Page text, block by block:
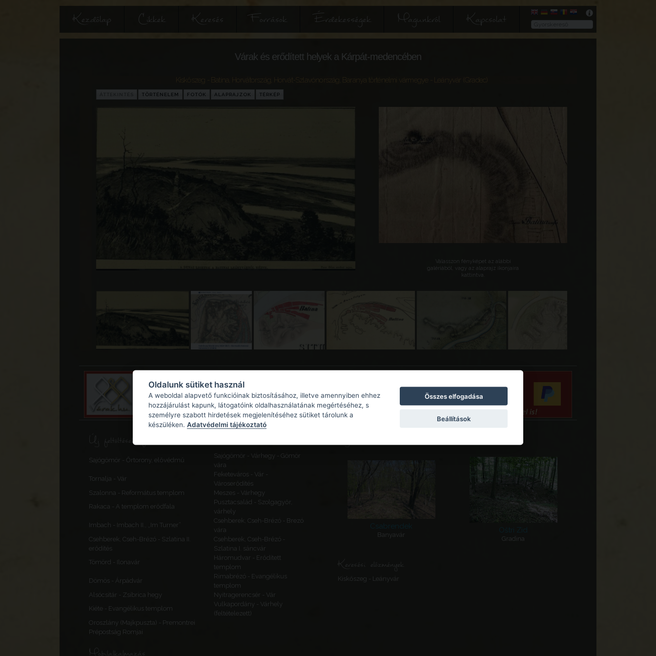
Kezdőlap Cikkek Keresés Források Érdekességek Magunkról Kapcsolat
Várak és erődített helyek a Kárpát-medencében
Kiskőszeg - Batina Horvátország Horvát-Szlavónország Baranya történelmi vármegye - Leányvár (Gradec)
TÖRTÉNELEM FOTÓK ALAPRAJZOK TÉRKÉP
Válasszon fényképet az alábbi
galériából, vagy az alaprajz ikonjaira
kattintva.
Új feltöltések, frissítések
Sajógömör - Őrtorony, elővédmű
Sajógömör - Várhegy - Gömör
vára
Tornalja - Vár
Feketeváros - Vár -
Városerődítés
Szalonna - Református templom
Meszes - Várhegy
Rakaca - A templom erődfala
Pusztacsalád - Szolgagyőr,
várhely
Imbach - Imbach II., „Im Turner”
Csehberek, Cseh-Brézó - Brezó
vára
Csehberek, Cseh-Brézó - Szlatina II.
erődítés
Csehberek, Cseh-Brézó -
Szlatina I. sáncvár
Tömörd - Ilonavár
Háromudvar - Erődített
templom
Dömös - Árpádvár
Rimabrézó - Evangélikus
templom
Alsócsitár - Zsibrica hegy
Nyitragerencsér - Vár
Kiéte - Evangélikus templom
Vulkapordány - Várhely
(feltételezett)
Oroszlány (Majkpuszta) - Premontrei
Prépostság Romjai
Mobilalkalmazás
Csabrendek
Banyavár
Oštri Zid
Gradina
Keresési előzmények
Kiskőszeg - Leányvár
Oldalunk sütiket használ
A weboldal alapvető funkcióinak biztosításához, illetve amennyiben ehhez
hozzájárulást kapunk, látogatóink oldalhasználatának megértéséhez, s
személyre szabott hirdetések megjelenítéséhez sütiket tárolunk a
készüléken. Adatvédelmi tájékoztató
Összes elfogadása
Beállítások